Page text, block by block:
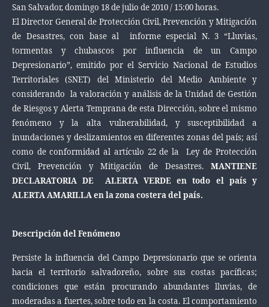
San Salvador, domingo 18 de julio de 2010 / 15:00 horas.
El Director General de Protección Civil, Prevención y Mitigación
de Desastres, con base al informe especial N. 3 “Lluvias,
tormentas y chubascos por influencia de un Campo
Depresionario”, emitido por el Servicio Nacional de Estudios
Territoriales (SNET) del Ministerio del Medio Ambiente y
considerando la valoración y análisis de la Unidad de Gestión
de Riesgos y Alerta Temprana de esta Dirección, sobre el mismo
fenómeno y la alta vulnerabilidad, y susceptibilidad a
inundaciones y deslizamientos en diferentes zonas del país; así
como de conformidad al artículo 22 de la Ley de Protección
Civil, Prevención y Mitigación de Desastres. MANTIENE
DECLARATORIA DE ALERTA VERDE en todo el país y
ALERTA AMARILLA en la zona costera del país.
Descripción del Fenómeno
Persiste la influencia del Campo Depresionario que se orienta
hacia el territorio salvadoreño, sobre sus costas pacíficas;
condiciones que están procurando abundantes lluvias, de
moderadas a fuertes, sobre todo en la costa. El comportamiento